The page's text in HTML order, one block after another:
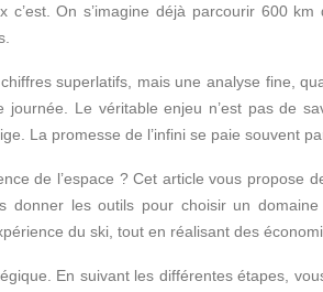
On s’imagine déjà parcourir 600
superlatifs, mais une analyse fine,
Le véritable enjeu n’est pas de
La promesse de l’infini se paie souvent
de l’espace ? Cet article vous
les outils pour choisir un
du ski, tout en réalisant des
En suivant les différentes étapes,